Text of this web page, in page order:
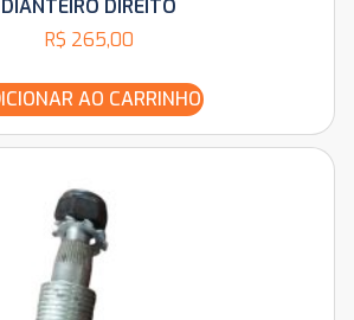
DIANTEIRO DIREITO
R$ 265,00
AO CARRINHO